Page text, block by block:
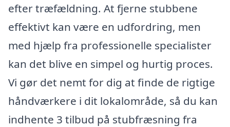
efter træfældning. At fjerne stubbene
effektivt kan være en udfordring, men
med hjælp fra professionelle specialister
kan det blive en simpel og hurtig proces.
Vi gør det nemt for dig at finde de rigtige
håndværkere i dit lokalområde, så du kan
indhente 3 tilbud på stubfræsning fra